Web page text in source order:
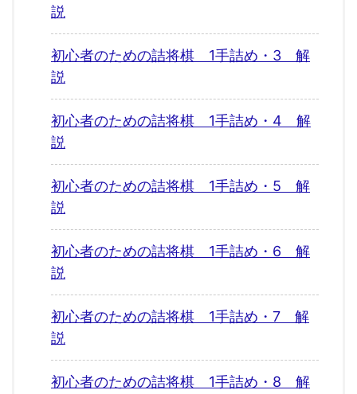
説
初心者のための詰将棋 1手詰め・3 解
説
初心者のための詰将棋 1手詰め・4 解
説
初心者のための詰将棋 1手詰め・5 解
説
初心者のための詰将棋 1手詰め・6 解
説
初心者のための詰将棋 1手詰め・7 解
説
初心者のための詰将棋 1手詰め・8 解